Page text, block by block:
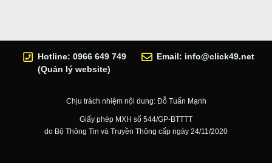
Hotline: 0966 649 749
(Quản lý website)
Email: info@click49.net
Chịu trách nhiệm nội dung: Đỗ Tuấn Mạnh
Giấy phép MXH số 544/GP-BTTTT
do Bộ Thông Tin và Truyền Thông cấp ngày 24/11/2020